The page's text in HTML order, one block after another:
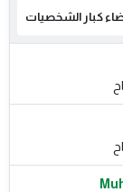
كبار الشخصيات